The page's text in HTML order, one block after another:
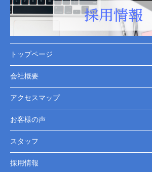
トップページ
会社概要
アクセスマップ
お客様の声
スタッフ
採用情報